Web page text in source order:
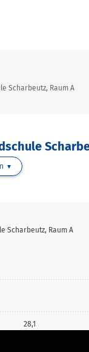
Scharbeutz, Raum A
28,1
Scharbeutz, Raum A